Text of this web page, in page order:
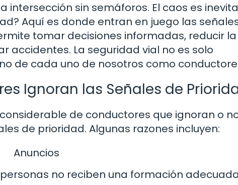
intersección sin semáforos. El caos es
Aquí es donde entran en juego las
tomar decisiones informadas, reducir la
accidentes. La seguridad vial no es solo
de cada uno de nosotros como
Ignoran las Señales de
de conductores que ignoran o
de prioridad. Algunas razones incluyen:
Anuncios
no reciben una formación adecuada